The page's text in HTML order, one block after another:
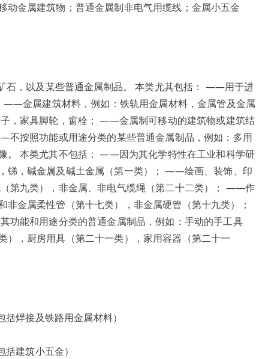
国
金
器
具
类
别
说
明
金属建筑物；普通金属制非电气用缆线；金属小五金
石，以及某些普通金属制品。 本类尤其包括： ——用于进
金属建筑材料，例如：铁轨用金属材料，金属管及金属
，家具脚轮，窗栓； ——金属制可移动的建筑物或建筑结
按照功能或用途分类的某些普通金属制品，例如：多用
。 本类尤其不包括： ——因为其化学特性在工业和科学研
锑，碱金属及碱土金属（第一类）； ——绘画、装饰、印
第九类），非金属、非电气缆绳（第二十二类）； ——作
金属柔性管（第十七类），非金属硬管（第十九类）；
能和用途分类的普通金属制品，例如：手动的手工具
），厨房用具（第二十一类），家用容器（第二十一
焊接及铁路用金属材料）
建筑小五金）